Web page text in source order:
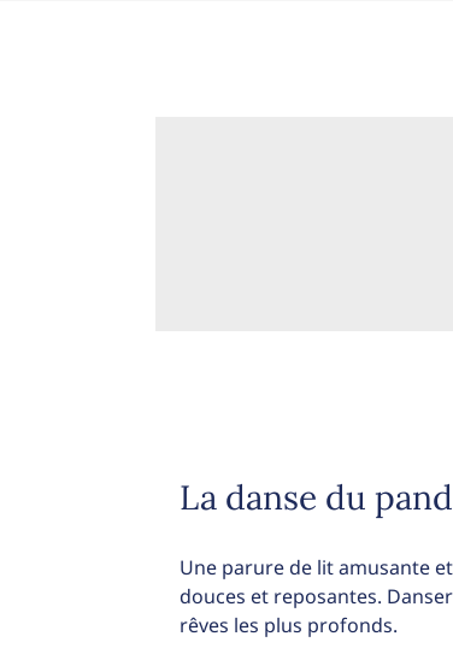
La danse du
Une parure de lit amusante
douces et reposantes.
rêves les plus profonds.